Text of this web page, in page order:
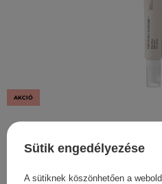
AKCIÓ
Haruharu Wonder - Black
Ránctalanító
4 131,00 Ft
Sütik engedélyezése
A sütiknek köszönhetően a